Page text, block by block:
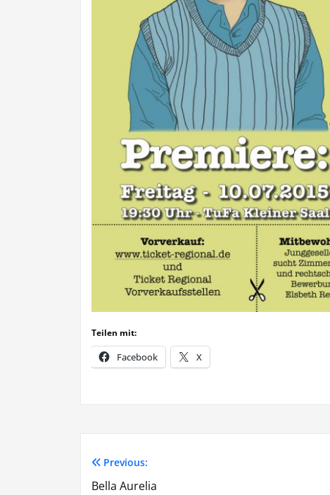
Teilen mit:
Facebook X
Beitragsnavigation
Previous:
Bella Aurelia